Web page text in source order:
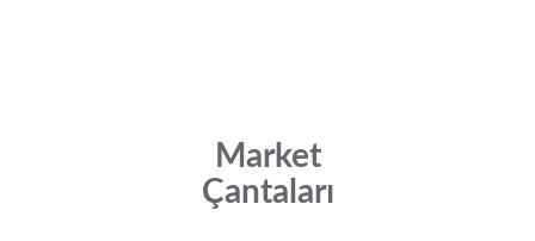
Market
Çantaları